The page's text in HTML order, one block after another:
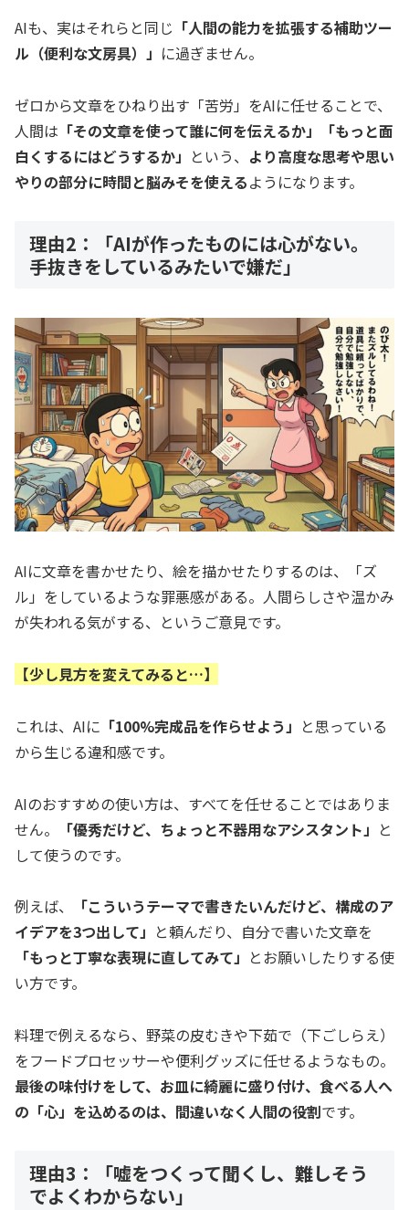
AIも、実はそれらと同じ 「人間の能力を拡張する補助ツー
ル（便利な文房具）」 に過ぎません。
ゼロから文章をひねり出す「苦労」をAIに任せることで、
人間は 「その文章を使って誰に何を伝えるか」「もっと面
白くするにはどうするか」 という、 より高度な思考や思い
やりの部分に時間と脳みそを使えるようになります。
理由2：「AIが作ったものには心がない。
手抜きをしているみたいで嫌だ」
AIに文章を書かせたり、絵を描かせたりするのは、「ズ
ル」をしているような罪悪感がある。人間らしさや温かみ
が失われる気がする、というご意見です。
【少し見方を変えてみると…】
これは、AIに 「100%完成品を作らせよう」 と思っている
から生じる違和感です。
AIのおすすめの使い方は、すべてを任せることではありま
せん。
「優秀だけど、ちょっと不器用なアシスタント」 と
して使うのです。
例えば、
「こういうテーマで書きたいんだけど、構成のア
イデアを3つ出して」 と頼んだり、自分で書いた文章を
「もっと丁寧な表現に直してみて」 とお願いしたりする使
い方です。
料理で例えるなら、野菜の皮むきや下茹で（下ごしらえ）
をフードプロセッサーや便利グッズに任せるようなもの。
最後の味付けをして、お皿に綺麗に盛り付け、食べる人へ
の「心」を込めるのは、間違いなく人間の役割です。
理由3：「嘘をつくって聞くし、難しそう
でよくわからない」